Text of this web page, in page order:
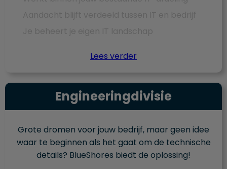
Lees verder
Engineering­divisie
Grote dromen voor jouw bedrijf, maar geen idee
waar te beginnen als het gaat om de technische
details? BlueShores biedt de oplossing!